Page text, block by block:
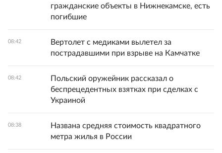
гражданские объекты в Нижнекамске, есть
погибшие
08:42
Вертолет с медиками вылетел за
пострадавшими при взрыве на Камчатке
08:42
Польский оружейник рассказал о
беспрецедентных взятках при сделках с
Украиной
08:38
Названа средняя стоимость квадратного
метра жилья в России